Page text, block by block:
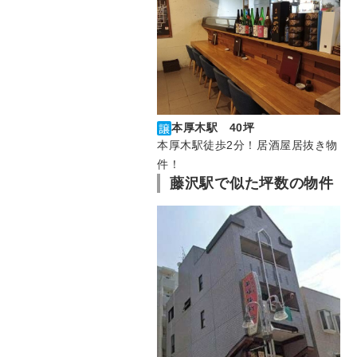
本厚木駅 40坪
本厚木駅徒歩2分！居酒屋居抜き物
件！
藤沢駅で似た坪数の物件